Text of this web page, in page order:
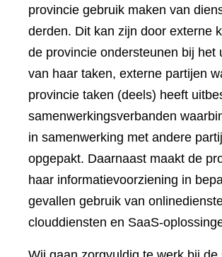
provincie gebruik maken van
derden. Dit kan zijn door externe
de provincie ondersteunen bij het
van haar taken, externe partijen
provincie taken (deels) heeft
samenwerkingsverbanden
in samenwerking met andere
opgepakt. Daarnaast maakt de
haar informatievoorziening in
gevallen gebruik van
clouddiensten en SaaS-